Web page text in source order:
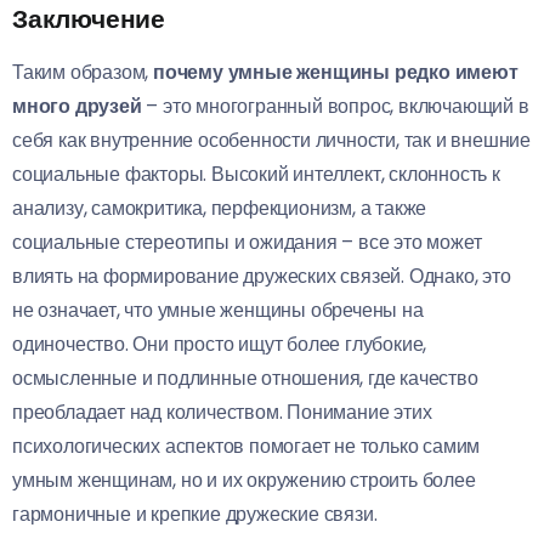
Заключение
Таким образом, почему умные женщины редко имеют
много друзей – это многогранный вопрос, включающий в
себя как внутренние особенности личности, так и внешние
социальные факторы. Высокий интеллект, склонность к
анализу, самокритика, перфекционизм, а также
социальные стереотипы и ожидания – все это может
влиять на формирование дружеских связей. Однако, это
не означает, что умные женщины обречены на
одиночество. Они просто ищут более глубокие,
осмысленные и подлинные отношения, где качество
преобладает над количеством. Понимание этих
психологических аспектов помогает не только самим
умным женщинам, но и их окружению строить более
гармоничные и крепкие дружеские связи.